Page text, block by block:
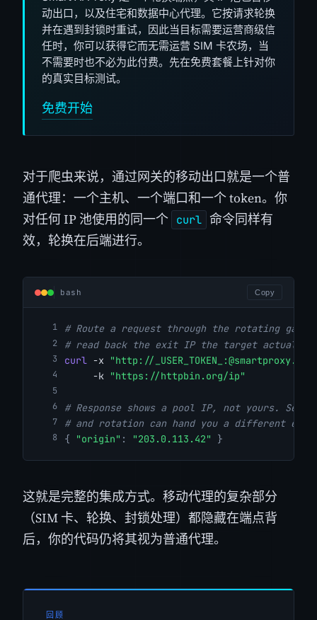
动出口，以及住宅和数据中心代理。它按请求轮换
并在遇到封锁时重试，因此当目标需要运营商级信
任时，你可以获得它而无需运营 SIM 卡农场，当
不需要时也不必为此付费。先在免费套餐上针对你
的真实目标测试。
免费开始
对于爬虫来说，通过网关的移动出口就是一个普
通代理：一个主机、一个端口和一个 token。你
对任何 IP 池使用的同一个 curl 命令同样有
效，轮换在后端进行。
bash Copy
# Route a request through the rotating
# read back the exit IP the target actually
curl -x "http://
     -k
"https://httpbin.org/ip"
# Response shows a pool IP, not yours. Send
# and rotation can hand you a different
{
"origin" : "203.0.113.42" }
这就是完整的集成方式。移动代理的复杂部分
（SIM 卡、轮换、封锁处理）都隐藏在端点背
后，你的代码仍将其视为普通代理。
回顾